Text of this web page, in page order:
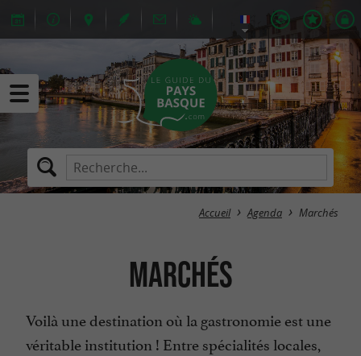
Accueil Agenda Marchés
Marchés
Voilà une destination où la gastronomie est une
véritable institution ! Entre spécialités locales,